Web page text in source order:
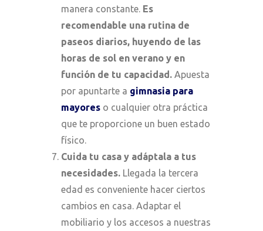
manera constante. Es
recomendable una rutina de
paseos diarios, huyendo de las
horas de sol en verano y en
función de tu capacidad. Apuesta
por apuntarte a gimnasia para
mayores o cualquier otra práctica
que te proporcione un buen estado
físico.
Cuida tu casa y adáptala a tus
necesidades. Llegada la tercera
edad es conveniente hacer ciertos
cambios en casa. Adaptar el
mobiliario y los accesos a nuestras